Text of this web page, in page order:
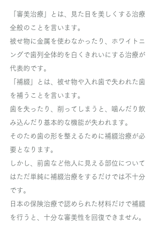
「審美治療」とは、見た目を美しくする治療
全般のことを言います。
被せ物に金属を使わなかったり、ホワイトニ
ングで歯列全体的を白くきれいにする治療が
代表的です。
「補綴」とは、被せ物や入れ歯で失われた歯
を補うことを言います。
歯を失ったり、削ってしまうと、噛んだり飲
み込んだり基本的な機能が失われます。
そのため歯の形を整えるために補綴治療 が必
要となります。
しかし、前歯など他人に見える部位について
はただ単純に補綴治療をするだけでは不十分
です。
日本の保険治療で認められた材料だけで補綴
を行うと、十分な審美性を回復できません。